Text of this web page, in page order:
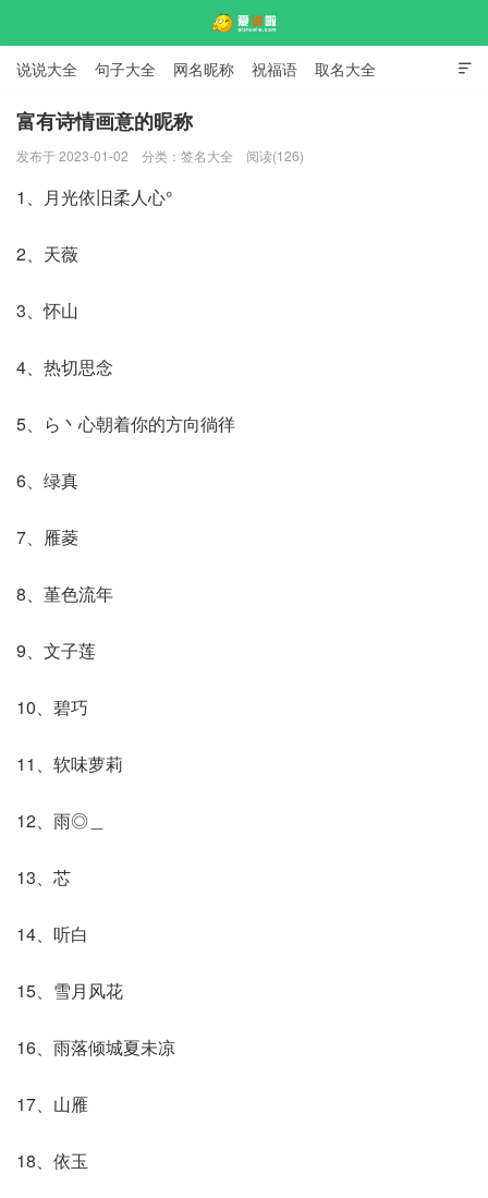

说说大全 句子大全 网名昵称 祝福语 取名大全
标语口号 签名大全
富有诗情画意的昵称
发布于 2023-01-02 分类： 签名大全 阅读(126)
1、月光依旧柔人心°
2、天薇
3、怀山
4、热切思念
5、ら丶心朝着你的方向徜徉
6、绿真
7、雁菱
8、堇色流年
9、文子莲
10、碧巧
11、软味萝莉
12、雨◎＿
13、芯
14、听白
15、雪月风花
16、雨落倾城夏未凉
17、山雁
18、依玉